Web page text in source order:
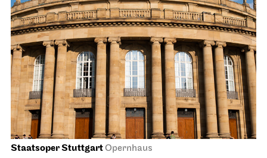
Staatsoper StuttgartOpernhaus